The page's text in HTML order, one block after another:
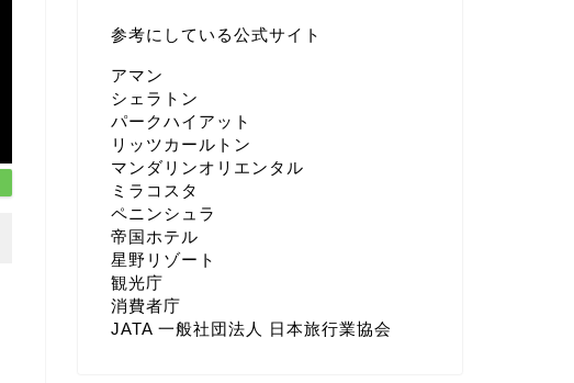
参考にしている公式サイト
アマン
シェラトン
パークハイアット
リッツカールトン
マンダリンオリエンタル
ミラコスタ
ペニンシュラ
帝国ホテル
星野リゾート
観光庁
消費者庁
JATA 一般社団法人 日本旅行業協会